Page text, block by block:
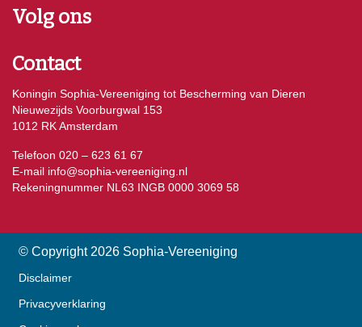
Volg ons
Contact
Koningin Sophia-Vereeniging tot Bescherming van Dieren
Nieuwezijds Voorburgwal 153
1012 RK Amsterdam
Telefoon 020 – 623 61 67
E-mail info@sophia-vereeniging.nl
Rekeningnummer NL63 INGB 0000 3069 58
© Copyright 2026 Sophia-Vereeniging
Disclaimer
Privacyverklaring